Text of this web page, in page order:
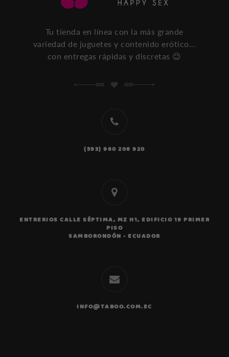
Tu tienda en línea con la más grande
variedad de juguetes y contenido erótico...
con entregas rápidas y discretas 😉
(593) 960 206 920
ENTRERIOS CALLE SÉPTIMA, MZ H1, EDIFICIO 19 PRIMER
PISO
SAMBORONDÓN - ECUADOR
INFO@TABOO.COM.EC